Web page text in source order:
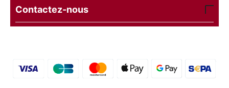
Contactez-nous